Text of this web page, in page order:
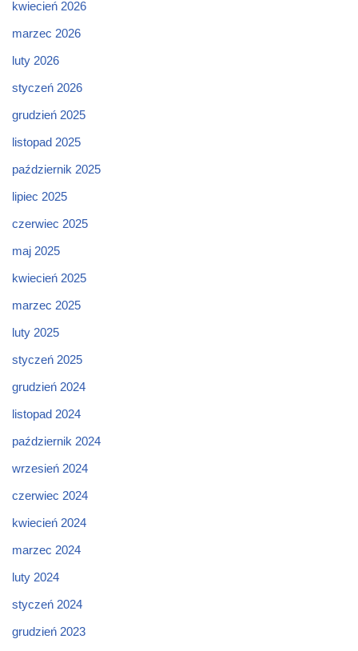
kwiecień 2026
marzec 2026
luty 2026
styczeń 2026
grudzień 2025
listopad 2025
październik 2025
lipiec 2025
czerwiec 2025
maj 2025
kwiecień 2025
marzec 2025
luty 2025
styczeń 2025
grudzień 2024
listopad 2024
październik 2024
wrzesień 2024
czerwiec 2024
kwiecień 2024
marzec 2024
luty 2024
styczeń 2024
grudzień 2023